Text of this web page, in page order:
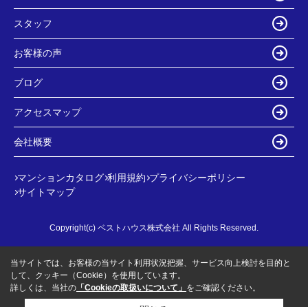
スタッフ
お客様の声
ブログ
アクセスマップ
会社概要
マンションカタログ 利用規約 プライバシーポリシー
サイトマップ
Copyright(c) ベストハウス株式会社 All Rights Reserved.
当サイトでは、お客様の当サイト利用状況把握、サービス向上検討を目的と
して、クッキー（Cookie）を使用しています。
詳しくは、当社の 「Cookieの取扱いについて」 をご確認ください。